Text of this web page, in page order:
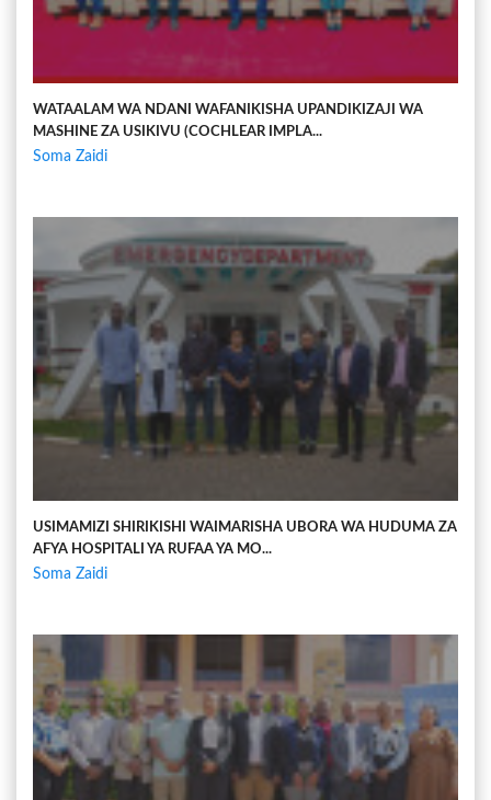
WATAALAM WA NDANI WAFANIKISHA UPANDIKIZAJI WA
MASHINE ZA USIKIVU (COCHLEAR IMPLA...
Soma Zaidi
USIMAMIZI SHIRIKISHI WAIMARISHA UBORA WA HUDUMA ZA
AFYA HOSPITALI YA RUFAA YA MO...
Soma Zaidi